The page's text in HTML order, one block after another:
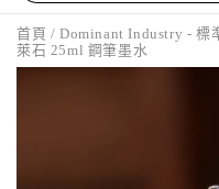
首頁 /Dominant Industry - 標
萊石 25ml 鋼筆墨水